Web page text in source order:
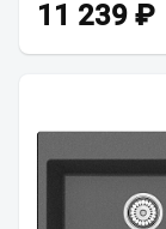
11 239 ₽